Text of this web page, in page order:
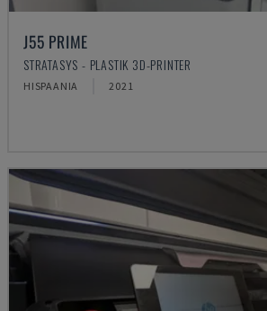
J55 PRIME
STRATASYS - PLASTIK 3D-PRINTER
HISPAANIA 2021